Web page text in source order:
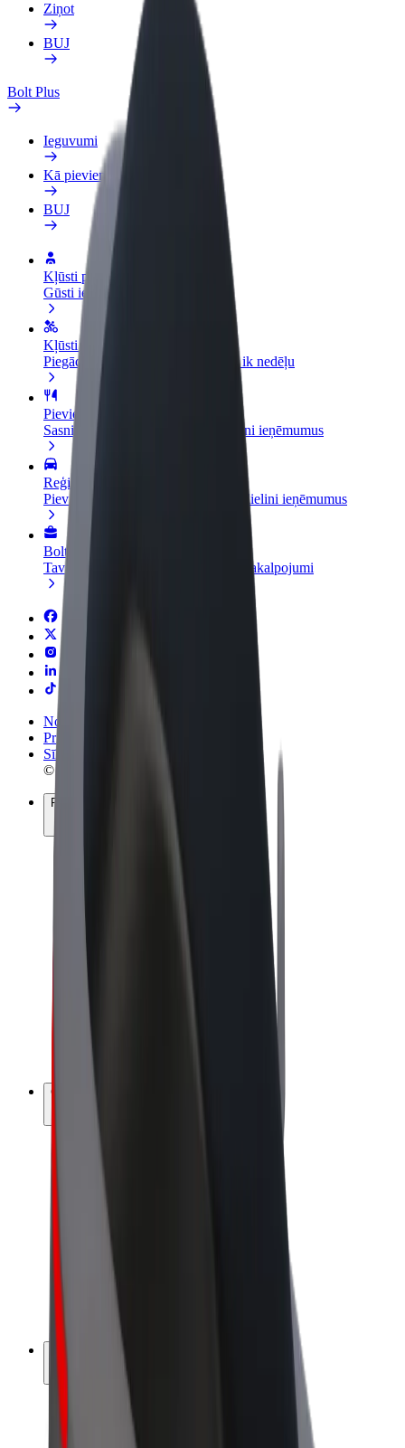
Ziņot
BUJ
Bolt Plus
Ieguvumi
Kā pievienoties
BUJ
Kļūsti par autovadītāju
Gūsti ieņēmumus, kā vēlies
Kļūsti par kurjeru
Piegādā ēdienu un saņem izmaksu ik nedēļu
Pievieno restorānu vai veikalu
Sasniedz vairāk klientu un paaugstini ieņēmumus
Reģistrējies kā autoparka īpašnieks
Pievieno savu autoparku Bolt un palielini ieņēmumus
Bolt for Business
Tavam uzņēmumam pielāgoti Bolt pakalpojumi
Noteikumi un nosacījumi
Privātuma politika
Sīkdatnes
© 2026 Bolt Technology OÜ
Pakalpojumi
Bolt Food
Bolt Drive
Bolt for Business
E-velosipēdi
Gūsti ieņēmumus ar Bolt
Kurjerpartnera ieņēmumi
Bolt Food tirgotāji
Franšīzes
Par uzņēmumu